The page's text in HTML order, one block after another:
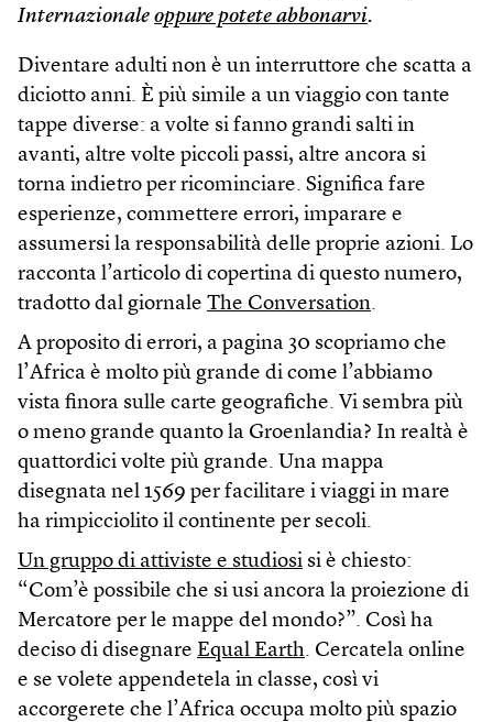
Internazionale oppure potete abbonarvi.
Diventare adulti non è un interruttore che scatta a
diciotto anni. È più simile a un viaggio con tante
tappe diverse: a volte si fanno grandi salti in
avanti, altre volte piccoli passi, altre ancora si
torna indietro per ricominciare. Significa fare
esperienze, commettere errori, imparare e
assumersi la responsabilità delle proprie azioni. Lo
racconta l’articolo di copertina di questo numero,
tradotto dal giornale The Conversation.
A proposito di errori, a pagina 30 scopriamo che
l’Africa è molto più grande di come l’abbiamo
vista finora sulle carte geografiche. Vi sembra più
o meno grande quanto la Groenlandia? In realtà è
quattordici volte più grande. Una mappa
disegnata nel 1569 per facilitare i viaggi in mare
ha rimpicciolito il continente per secoli.
Un gruppo di attiviste e studiosi si è chiesto:
“Com’è possibile che si usi ancora la proiezione di
Mercatore per le mappe del mondo?”. Così ha
deciso di disegnare Equal Earth. Cercatela online
e se volete appendetela in classe, così vi
accorgerete che l’Africa occupa molto più spazio